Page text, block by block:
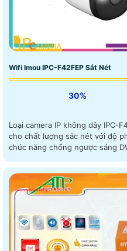
Wifi Imou IPC-F42FEP Sắt Nét
30%
Loại camera IP không dây IPC-
cho chất lượng sắc nét với độ phân giải
chức năng chống ngược sáng